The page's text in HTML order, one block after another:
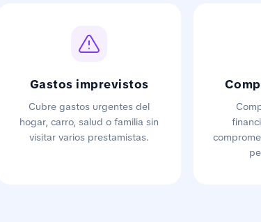
Gastos imprevistos
Cubre gastos urgentes del
hogar, carro, salud o familia sin
visitar varios prestamistas.